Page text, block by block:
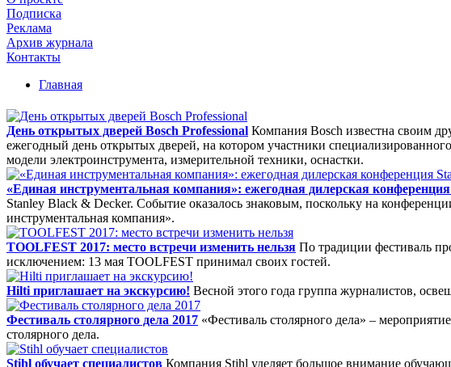
Подписка
Реклама
Архив журнала
Контакты
Главная
День открытых дверей Bosch Professional Компания Bosch известна своим
ежегодный день открытых дверей, на котором участники
модели электроинструмента, измерительной техники, оснастки.
«Единая инструментальная компания»: ежегодная дилерская
Stanley Black & Decker. Событие оказалось знаковым, поскольку на
инструментальная компания».
TOOLFEST 2017: место встречи изменить нельзя По традиции фестиваль
исключением: 13 мая TOOLFEST принимал своих гостей.
Hilti приглашает на экскурсию! Весной этого года группа журналистов,
Фестиваль столярного дела 2017 «Фестиваль столярного дела» –
столярного дела.
Stihl обучает специалистов Компания Stihl уделяет большое внимание